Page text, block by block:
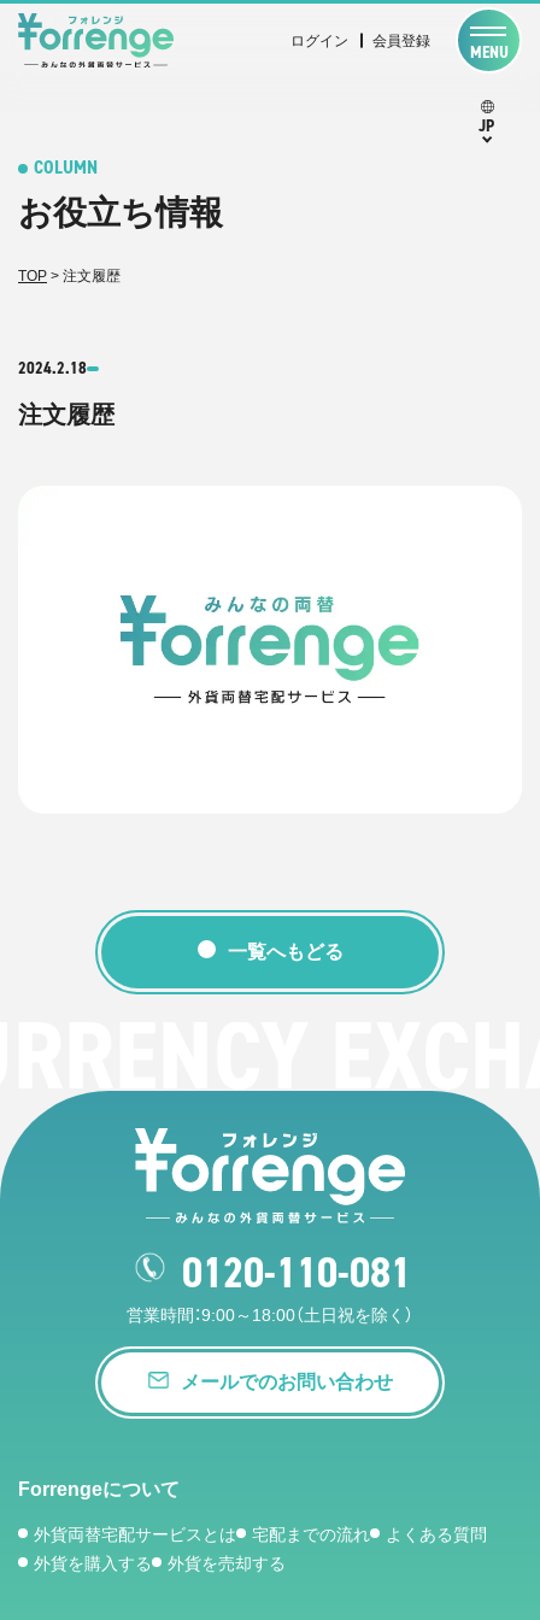
ログイン 会員登録
MENU
JP
COLUMN
お役立ち情報
TOP > 注文履歴
2024.2.18
注文履歴
一覧へもどる
0120-110-081
営業時間：9:00～18:00（土日祝を除く）
メールでのお問い合わせ
Forrengeについて
外貨両替宅配サービスとは 宅配までの流れ
よくある質問
外貨を購入する
外貨を売却する